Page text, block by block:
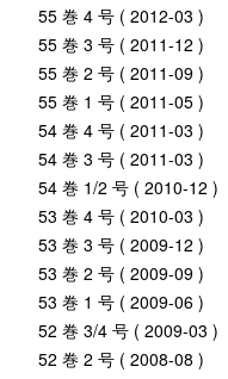
55 巻 4 号 ( 2012-03 )
55 巻 3 号 ( 2011-12 )
55 巻 2 号 ( 2011-09 )
55 巻 1 号 ( 2011-05 )
54 巻 4 号 ( 2011-03 )
54 巻 3 号 ( 2011-03 )
54 巻 1/2 号 ( 2010-12 )
53 巻 4 号 ( 2010-03 )
53 巻 3 号 ( 2009-12 )
53 巻 2 号 ( 2009-09 )
53 巻 1 号 ( 2009-06 )
52 巻 3/4 号 ( 2009-03 )
52 巻 2 号 ( 2008-08 )